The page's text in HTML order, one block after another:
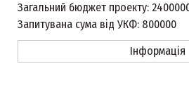
Загальний бюджет проекту:
Запитувана сума від УКФ: 800000
Інформація